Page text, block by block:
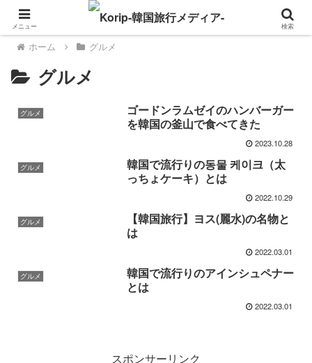
ホーム グルメ
グルメ
グルメ
ゴードンラムゼイのハンバーガー
を韓国の釜山で食べてきた
2023.10.28
グルメ
韓国で流行りの동물 케이크（太
っちょケーキ）とは
2022.10.29
グルメ
【韓国旅行】ヨス(麗水)の名物と
は
2022.03.01
グルメ
韓国で流行りのアインシュペナー
とは
2022.03.01
スポンサーリンク
メニュー 検索